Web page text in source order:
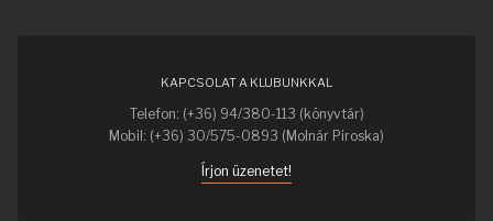
KAPCSOLAT A KLUBUNKKAL
Telefon: (+36) 94/380-113 (könyvtár)
Mobil: (+36) 30/575-0893 (Molnár Piroska)
Írjon üzenetet!